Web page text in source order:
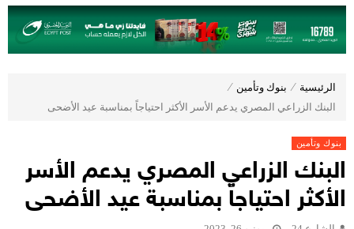
الرئيسية ⁄ بنوك وتأمين ⁄
البنك الزراعي المصري يدعم الأسر الأكثر احتياجاً بمناسبة عيد الأضحى
بنوك وتأمين
البنك الزراعي المصري يدعم الأسر
الأكثر احتياجاً بمناسبة عيد الأضحى